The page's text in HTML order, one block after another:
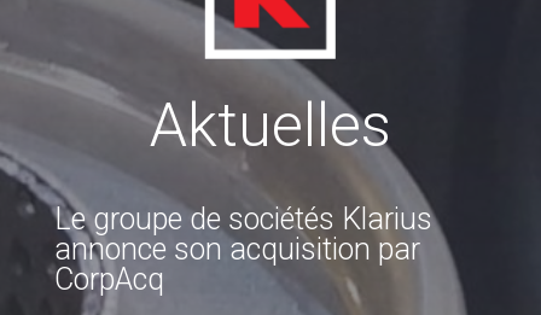
Aktuelles
Le groupe de sociétés Klarius
annonce son acquisition par
CorpAcq